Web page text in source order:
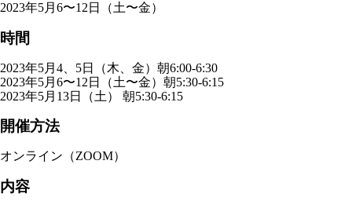
2023年5月6〜12日（土〜金）
時間
2023年5月4、5日（木、金）朝6:00-6:30
2023年5月6〜12日（土〜金）朝5:30-6:15
2023年5月13日（土） 朝5:30-6:15
開催方法
オンライン（ZOOM）
内容